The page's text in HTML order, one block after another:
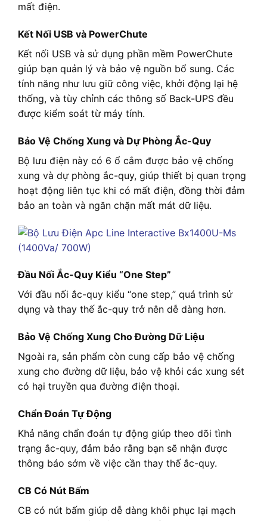
mất điện.
Kết Nối USB và PowerChute
Kết nối USB và sử dụng phần mềm PowerChute
giúp bạn quản lý và bảo vệ nguồn bổ sung. Các
tính năng như lưu giữ công việc, khởi động lại hệ
thống, và tùy chỉnh các thông số Back-UPS đều
được kiểm soát từ máy tính.
Bảo Vệ Chống Xung và Dự Phòng Ắc-Quy
Bộ lưu điện này có 6 ổ cắm được bảo vệ chống
xung và dự phòng ắc-quy, giúp thiết bị quan trọng
hoạt động liên tục khi có mất điện, đồng thời đảm
bảo an toàn và ngăn chặn mất mát dữ liệu.
Đầu Nối Ắc-Quy Kiểu “One Step”
Với đầu nối ắc-quy kiểu “one step,” quá trình sử
dụng và thay thế ắc-quy trở nên dễ dàng hơn.
Bảo Vệ Chống Xung Cho Đường Dữ Liệu
Ngoài ra, sản phẩm còn cung cấp bảo vệ chống
xung cho đường dữ liệu, bảo vệ khỏi các xung sét
có hại truyền qua đường điện thoại.
Chẩn Đoán Tự Động
Khả năng chẩn đoán tự động giúp theo dõi tình
trạng ắc-quy, đảm bảo rằng bạn sẽ nhận được
thông báo sớm về việc cần thay thế ắc-quy.
CB Có Nút Bấm
CB có nút bấm giúp dễ dàng khôi phục lại mạch